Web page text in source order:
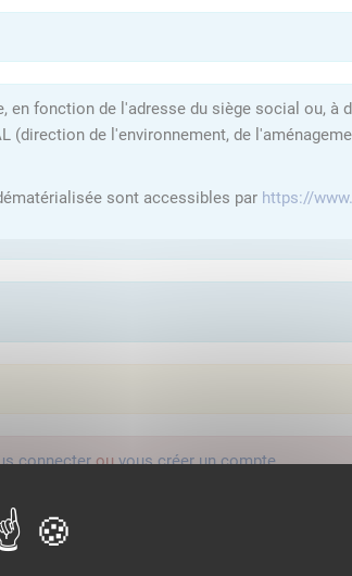
fonction de l'adresse du siège social ou, à
de l'environnement, de
sont accessibles par https://
connecterouvous créer un compte
sécuriser et simplifier la connexion à vos